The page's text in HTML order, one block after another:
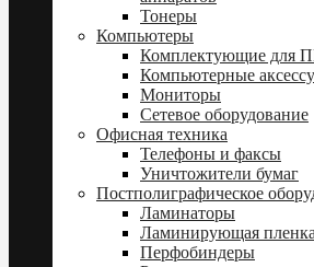
Тонеры
Компьютеры
Комплектующие для
Компьютерные
Мониторы
Сетевое оборудование
Офисная техника
Телефоны и факсы
Уничтожители бумаг
Постполиграфическое
Ламинаторы
Ламинирующая пленка
Перфобиндеры